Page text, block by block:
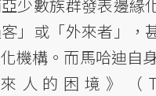
少數族群發表邊緣
」或「外來者」，
機構。而馬哈迪自
人的困境》（